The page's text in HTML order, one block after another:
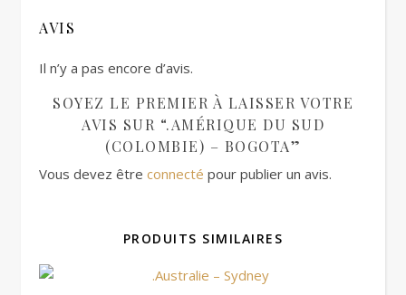
AVIS
Il n’y a pas encore d’avis.
SOYEZ LE PREMIER À LAISSER VOTRE
AVIS SUR “.AMÉRIQUE DU SUD
(COLOMBIE) – BOGOTA”
Vous devez être connecté pour publier un avis.
PRODUITS SIMILAIRES